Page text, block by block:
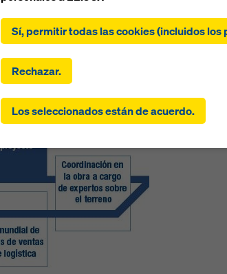
Al hacer clic en «Permitir todas las cookies
EE.UU.)», aceptas la instalación y el uso de
«Aceptar las seleccionadas», da su
transferencia de datos a terceros países como
ha seleccionado también incluye proveedores
países en los que no existe una decisión de
del GDPR y no hay salvaguardias apropiadas
su consentimiento también se extiende a esto.
de las autoridades de estos terceros países
que no existan recursos legales efectivos
las cookies que requieran consentimiento
configuración de cookies
cookies en la parte inferior de este sitio web y
verificación correspondientes. Puede
momento con efecto futuro y sin indicar un
configuración de cookies
Sí, permitir todas las cookies (incluidos los
Rechazar.
Los seleccionados están de acuerdo.